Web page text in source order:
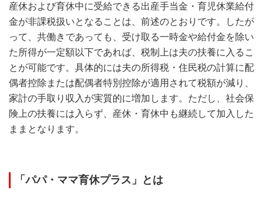
産休および育休中に受給できる出産手当金・育児休業給付
金が非課税扱いとなることは、前述のとおりです。したが
って、共働きであっても、受け取る一時金や給付金を除い
た所得が一定額以下であれば、税制上は夫の扶養に入るこ
とが可能です。具体的には夫の所得税・住民税の計算に配
偶者控除または配偶者特別控除が適用されて税額が減り、
家計の手取り収入が実質的に増加します。ただし、社会保
険上の扶養には入らず、産休・育休中も継続して加入した
ままとなります。
「パパ・ママ育休プラス」とは